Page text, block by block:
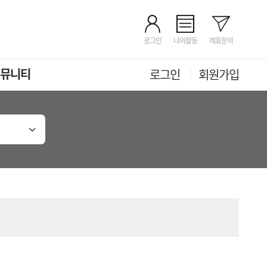
로그인 나의활동 제휴문의
니티 로그인 회원가입